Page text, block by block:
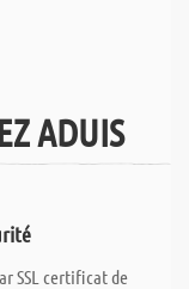
ADUIS
SSL certificat de